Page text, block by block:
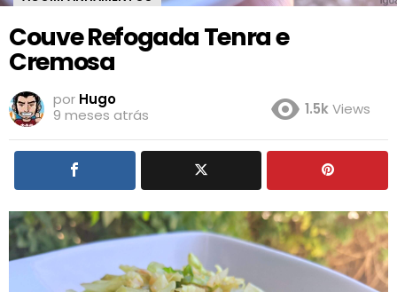
Couve Refogada Tenra e
Cremosa
por Hugo
9 meses atrás
1.5kViews